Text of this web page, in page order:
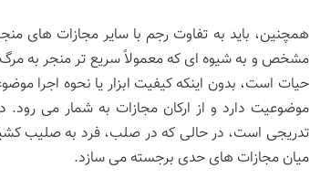
همچنین، باید به تفاوت رجم با سایر مجازات های
مشخص و به شیوه ای که معمولاً سریع تر منجر به
حیات است، بدون اینکه کیفیت ابزار یا نحوه اجرا
موضوعیت دارد و از ارکان مجازات به شمار می
تدریجی است، در حالی که در صلب، فرد به صلیب
میان مجازات های حدی برجسته می سازد.